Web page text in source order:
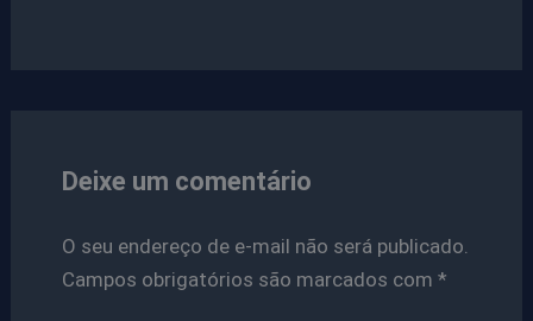
Deixe um comentário
O seu endereço de e-mail não será publicado.
Campos obrigatórios são marcados com *